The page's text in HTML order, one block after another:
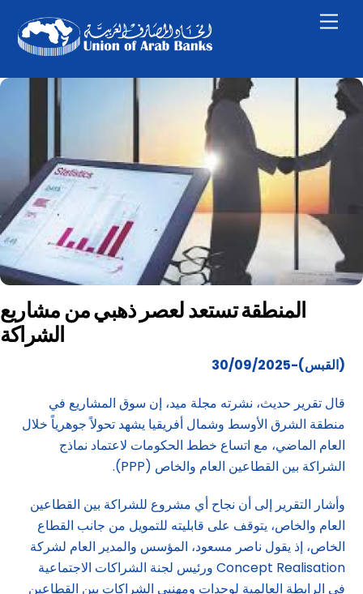
content
المنطقة تستعد لعصر ذهبي من مشاريع
الشراكة
(القبس)-30/09/2025
قال تقرير حديث، نشرته مجلة ميد، إن سوق المشاريع في
منطقة الشرق الأوسط وشمال أفريقيا يشهد تحولاً جوهرياً خلال
العام الماضي، مع اتساع خطط الحكومات لاعتماد نماذج
الشراكة بين القطاعين العام والخاص (PPP).
وأشار التقرير إلى أن نجاح أي مشروع للشراكة بين القطاعين
العام والخاص، يتوقف على قابليته للتمويل من جانب القطاع
الخاص، إذ يقول ناصر مسعود، المؤسس والمدير العام لشركة
Concept Realisation ورئيس لجنة الشراكات الاجتماعية
في الرابطة العالمية لوحدات ومهنيي الشراكات بين القطاعين